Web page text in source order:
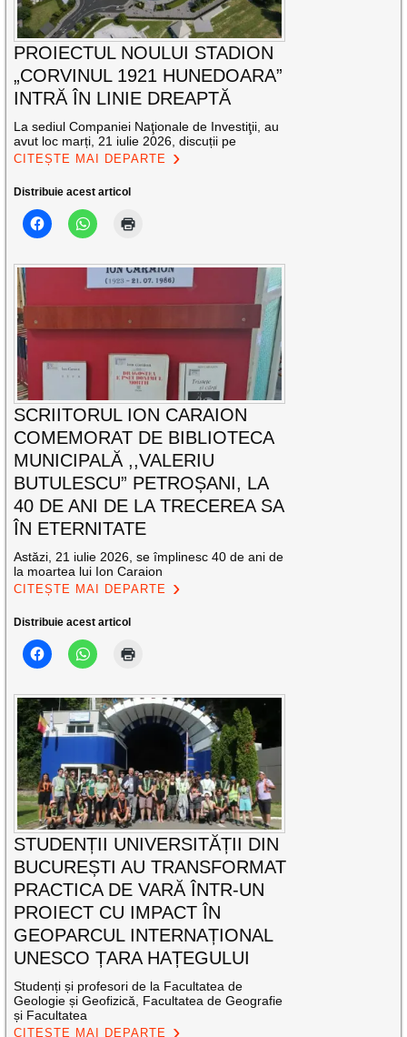
PROIECTUL NOULUI STADION
„CORVINUL 1921 HUNEDOARA”
INTRĂ ÎN LINIE DREAPTĂ
La sediul Companiei Naţionale de Investiţii, au
avut loc marți, 21 iulie 2026, discuții pe
CITEȘTE MAI DEPARTE
Distribuie acest articol
SCRIITORUL ION CARAION
COMEMORAT DE BIBLIOTECA
MUNICIPALĂ ,,VALERIU
BUTULESCU” PETROȘANI, LA
40 DE ANI DE LA TRECEREA SA
ÎN ETERNITATE
Astăzi, 21 iulie 2026, se împlinesc 40 de ani de
la moartea lui Ion Caraion
CITEȘTE MAI DEPARTE
Distribuie acest articol
STUDENȚII UNIVERSITĂȚII DIN
BUCUREȘTI AU TRANSFORMAT
PRACTICA DE VARĂ ÎNTR-UN
PROIECT CU IMPACT ÎN
GEOPARCUL INTERNAȚIONAL
UNESCO ȚARA HAȚEGULUI
Studenți și profesori de la Facultatea de
Geologie și Geofizică, Facultatea de Geografie
și Facultatea
CITEȘTE MAI DEPARTE